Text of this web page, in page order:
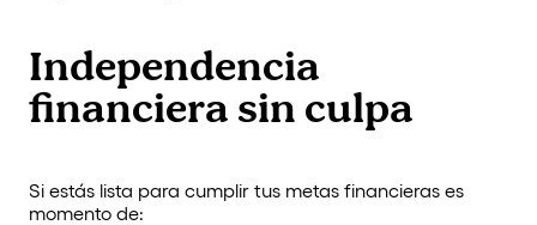
Independencia
financiera sin culpa
Si estás lista para cumplir tus metas financieras es
momento de: